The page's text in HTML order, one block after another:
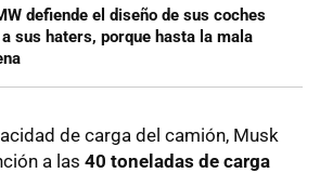
defiende el diseño de sus coches
sus haters, porque hasta la mala
de carga del camión, Musk
a las 40 toneladas de carga